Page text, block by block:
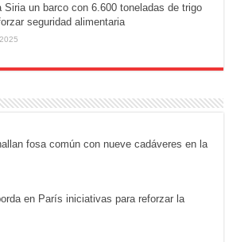
Siria un barco con 6.600 toneladas de trigo
seguridad alimentaria
fosa común con nueve cadáveres en la
en París iniciativas para reforzar la